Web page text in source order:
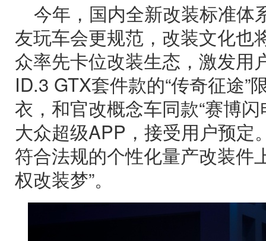
今年，国内全新改装标准体
友玩车会更规范，改装文化也
众率先卡位改装生态，激发用
ID.3 GTX套件款的“传奇征途”
衣，和官改概念车同款“赛博
大众超级APP，接受用户预定
符合法规的个性化量产改装件
权改装梦”。